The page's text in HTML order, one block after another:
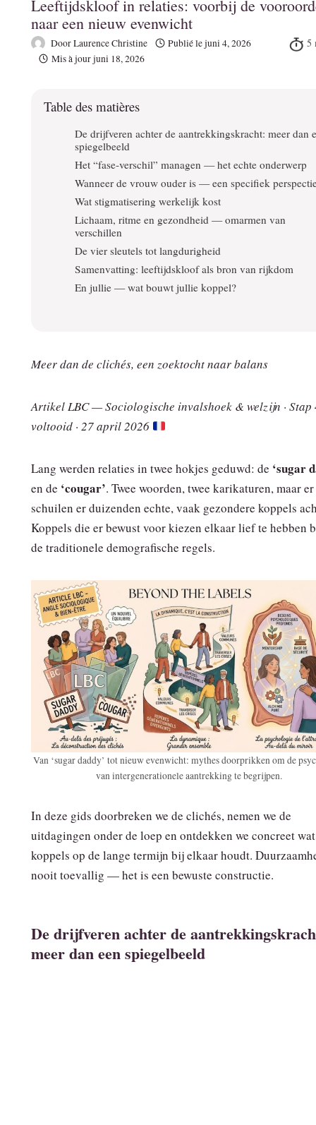
Leeftijdskloof in relaties: voorbij de
naar een nieuw evenwicht
DoorLaurence Christine Publié lejuni 4, 2026
Mis à jourjuni 18, 2026
Table des matières
De drijfveren achter de aantrekkingskracht: meer dan
spiegelbeeld
Het “fase‑verschil” managen — het echte onderwerp
Wanneer de vrouw ouder is — een specifiek
Wat stigmatisering werkelijk kost
Lichaam, ritme en gezondheid — omarmen van
verschillen
De vier sleutels tot langdurigheid
Samenvatting: leeftijdskloof als bron van rijkdom
En jullie — wat bouwt jullie koppel?
Meer dan de clichés, een zoektocht naar balans
Artikel LBC — Sociologische invalshoek & welzijn · Stap
voltooid · 27 april 2026
Lang werden relaties in twee hokjes geduwd: de ‘sugar
en de ‘cougar’. Twee woorden, twee karikaturen, maar er
schuilen er duizenden echte, vaak gezondere koppels
Koppels die er bewust voor kiezen elkaar lief te hebben
de traditionele demografische regels.
Van ‘sugar daddy’ tot nieuw evenwicht: mythes doorprikken om de
van intergenerationele aantrekking te begrijpen.
In deze gids doorbreken we de clichés, nemen we de
uitdagingen onder de loep en ontdekken we concreet
koppels op de lange termijn bij elkaar houdt.
nooit toevallig — het is een bewuste constructie.
De drijfveren achter de
meer dan een spiegelbeeld